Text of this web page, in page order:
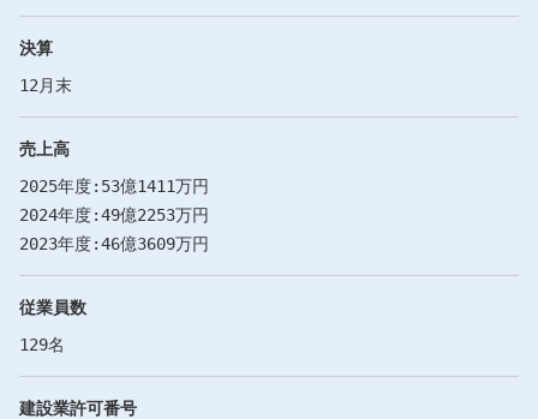
決算
12月末
売上高
2025年度:53億1411万円
2024年度:49億2253万円
2023年度:46億3609万円
従業員数
129名
建設業許可番号